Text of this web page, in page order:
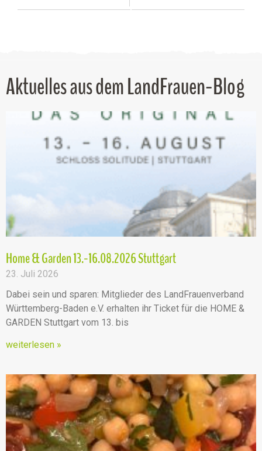
Aktuelles aus dem LandFrauen-Blog
Home & Garden 13.-16.08.2026 Stuttgart
23. Juli 2026
Dabei sein und sparen: Mitglieder des LandFrauenverband
Württemberg-Baden e.V. erhalten ihr Ticket für die HOME &
GARDEN Stuttgart vom 13. bis
weiterlesen »